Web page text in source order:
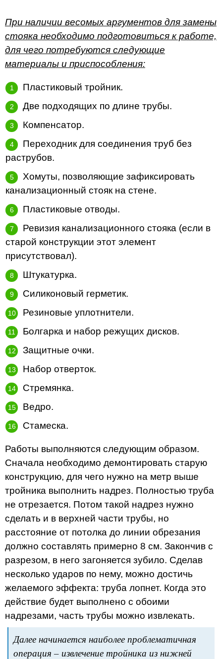
При наличии весомых аргументов для замены
стояка необходимо подготовиться к работе,
для чего потребуются следующие
материалы и приспособления:
Пластиковый тройник.
Две подходящих по длине трубы.
Компенсатор.
Переходник для соединения труб без
раструбов.
Хомуты, позволяющие зафиксировать
канализационный стояк на стене.
Пластиковые отводы.
Ревизия канализационного стояка (если в
старой конструкции этот элемент
присутствовал).
Штукатурка.
Силиконовый герметик.
Резиновые уплотнители.
Болгарка и набор режущих дисков.
Защитные очки.
Набор отверток.
Стремянка.
Ведро.
Стамеска.
Работы выполняются следующим образом.
Сначала необходимо демонтировать старую
конструкцию, для чего нужно на метр выше
тройника выполнить надрез. Полностью труба
не отрезается. Потом такой надрез нужно
сделать и в верхней части трубы, но
расстояние от потолка до линии обрезания
должно составлять примерно 8 см. Закончив с
разрезом, в него загоняется зубило. Сделав
несколько ударов по нему, можно достичь
желаемого эффекта: труба лопнет. Когда это
действие будет выполнено с обоими
надрезами, часть трубы можно извлекать.
Далее начинается наиболее проблематичная
операция – извлечение тройника из нижней